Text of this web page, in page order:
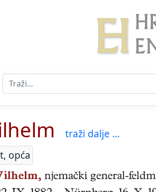
traži dalje ...
opća
njemački general-